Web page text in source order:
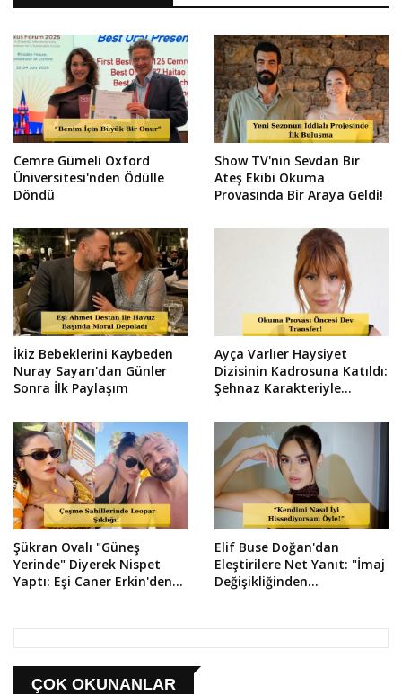
Cemre Gümeli Oxford
Üniversitesi'nden Ödülle
Döndü
Show TV'nin Sevdan Bir
Ateş Ekibi Okuma
Provasında Bir Araya Geldi!
İkiz Bebeklerini Kaybeden
Nuray Sayarı'dan Günler
Sonra İlk Paylaşım
Ayça Varlıer Haysiyet
Dizisinin Kadrosuna Katıldı:
Şehnaz Karakteriyle
Şükran Ovalı "Güneş
Yerinde" Diyerek Nispet
Yaptı: Eşi Caner Erkin'den
Elif Buse Doğan'dan
Eleştirilere Net Yanıt: "İmaj
Değişikliğinden
ÇOK OKUNANLAR